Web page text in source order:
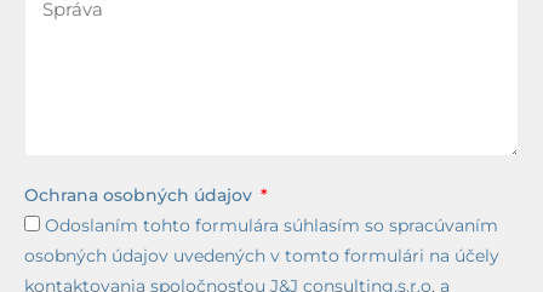
Ochrana osobných údajov
Odoslaním tohto formulára súhlasím so spracúvaním
osobných údajov uvedených v tomto formulári na účely
kontaktovania spoločnosťou J&J consulting,s.r.o. a